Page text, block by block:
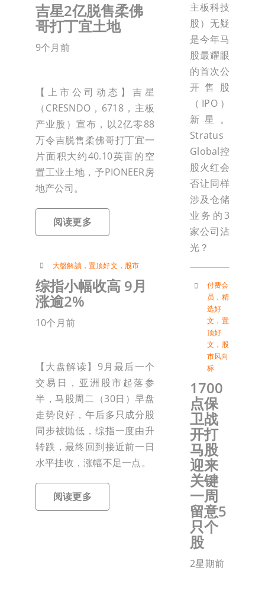
吉星2亿脱售柔佛
哥打丁宜土地
9个月前
【上市公司动态】吉星
（CRESNDO，6718，主板
产业股）宣布，以2亿零88
万令吉脱售柔佛哥打丁宜一
片面积大约40.10英亩的空
置工业土地，予PIONEER房
地产公司。
阅读更多
大盤解讀， 置顶好文 ， 股市
综指小幅收高 9月
涨逾2%
10个月前
【大盘解读】9月最后一个
交易日，亚洲股市起落参
半，马股周二（30日）早盘
走势良好，午后多只成分股
同步被抛低，综指一度由升
转跌，最终回到接近前一日
水平挂收，涨幅不足一点。
阅读更多
主板科技
股）无疑
是今年马
股最耀眼
的首次公
开售股
（IPO）
新星。
Stratus
Global控
股火红会
否让同样
涉及仓储
业务的3
家公司沾
光？
付费会
员 ， 精
选好
文 ， 置
顶好
文 ， 股
市风向
标
1700
点保
卫战
开打
马股
迎来
关键
一周
留意5
只个
股
2星期前